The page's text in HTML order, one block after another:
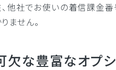
、他社でお使いの着信課
ません。
欠な豊富なオプ